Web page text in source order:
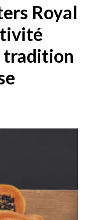
Royal
tradition